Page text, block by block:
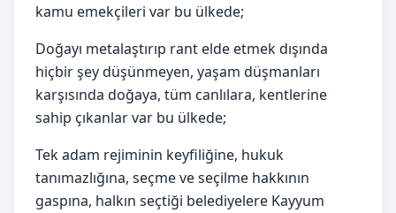
kamu emekçileri var bu ülkede;
Doğayı metalaştırıp rant elde etmek dışında
hiçbir şey düşünmeyen, yaşam düşmanları
karşısında doğaya, tüm canlılara, kentlerine
sahip çıkanlar var bu ülkede;
Tek adam rejiminin keyfiliğine, hukuk
tanımazlığına, seçme ve seçilme hakkının
gaspına, halkın seçtiği belediyelere Kayyum